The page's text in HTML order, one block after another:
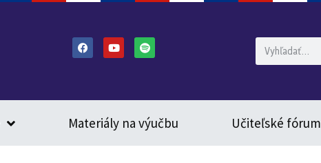
Materiály na výučbu Učiteľské fórum